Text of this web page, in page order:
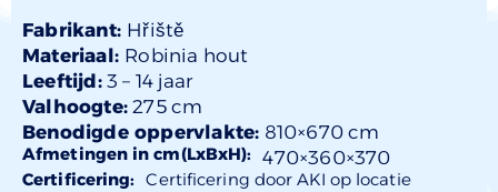
Fabrikant: Hřiště
Materiaal: Robinia hout
Leeftijd:3 – 14 jaar
Valhoogte: 275 cm
Benodigde oppervlakte: 810×670 cm
Afmetingen in cm(LxBxH): 470×360×370
Certificering: Certificering door AKI op locatie